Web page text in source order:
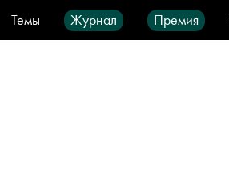
Темы Журнал Премия
Видео Город IT-продукты